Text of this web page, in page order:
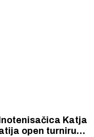
Katja
open turniru